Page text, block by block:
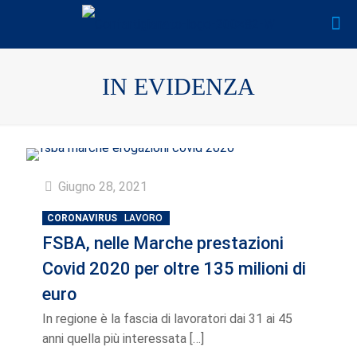
IN EVIDENZA
Giugno 28, 2021
CORONAVIRUS LAVORO
FSBA, nelle Marche prestazioni
Covid 2020 per oltre 135 milioni di
euro
In regione è la fascia di lavoratori dai 31 ai 45
anni quella più interessata […]